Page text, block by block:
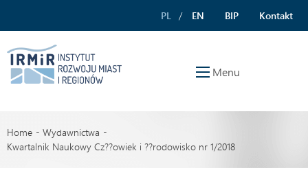
PL EN BIP Kontakt
Menu
Home
Wydawnictwa
Kwartalnik Naukowy Cz??owiek i ??rodowisko nr 1/2018